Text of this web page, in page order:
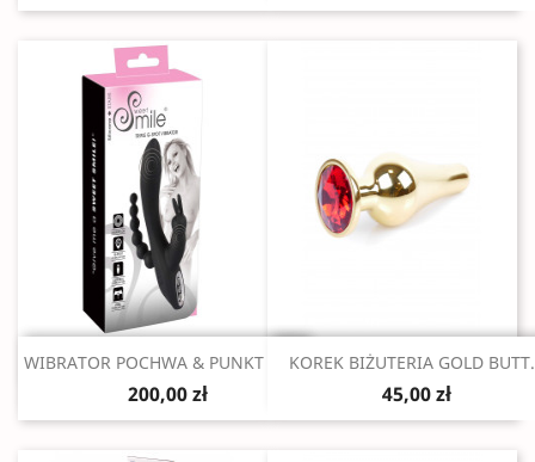
 Szybki podgląd
WIBRATOR POCHWA & PUNKT G &...
200,00 zł
Szybki podgląd
KOREK BIŻUTERIA GOLD
45,00 zł